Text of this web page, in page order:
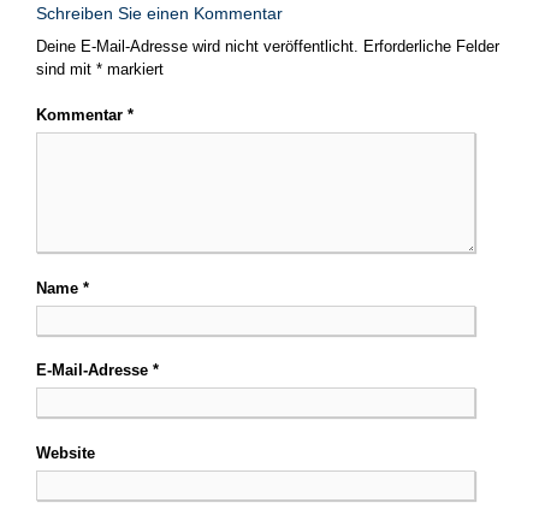
Schreiben Sie einen Kommentar
Deine E-Mail-Adresse wird nicht veröffentlicht. Erforderliche Felder
sind mit * markiert
Kommentar *
Name *
E-Mail-Adresse *
Website